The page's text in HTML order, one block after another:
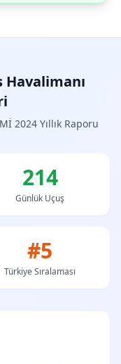
2024 Yıllık Raporu
214
Günlük Uçuş
#5
Türkiye Sıralaması